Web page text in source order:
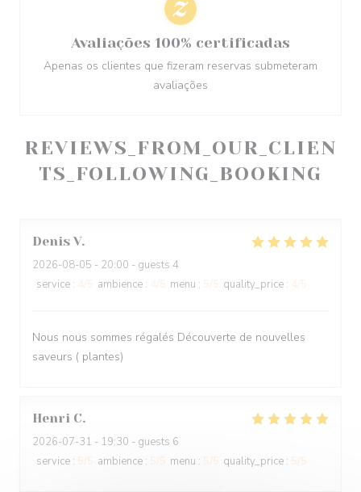
REVIEWS_FROM_OUR_CLIEN
TS_FOLLOWING_BOOKING
Denis V
2026-08-05 - 20:00 - guests 4
service : ambience : menu : quality_price :
Nous nous sommes régalés Découverte de nouvelles
saveurs ( plantes)
Henri C
2026-07-31 - 19:30 - guests 6
service : ambience : menu : quality_price :
Avaliações 100% certificadas
Apenas os clientes que fizeram reservas submeteram
avaliações